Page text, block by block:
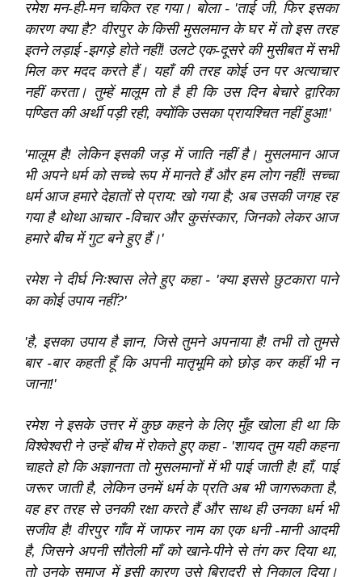
रमेश मन-ही-मन चकित रह गया। बोला - 'ताई जी, फिर इसका
कारण क्या है? वीरपुर के किसी मुसलमान के घर में तो इस तरह
इतने लड़ाई -झगड़े होते नहीं! उलटे एक-दूसरे की मुसीबत में सभी
मिल कर मदद करते हैं। यहाँ की तरह कोई उन पर अत्याचार
नहीं करता। तुम्हें मालूम तो है ही कि उस दिन बेचारे द्वारिका
पण्डित की अर्थी पड़ी रही, क्योंकि उसका प्रायश्‍चित नहीं हुआ!'
'मालूम है! लेकिन इसकी जड़ में जाति नहीं है। मुसलमान आज
भी अपने धर्म को सच्चे रूप में मानते हैं और हम लोग नहीं! सच्चा
धर्म आज हमारे देहातों से प्राय: खो गया है; अब उसकी जगह रह
गया है थोथा आचार -विचार और कुसंस्कार, जिनको लेकर आज
हमारे बीच में गुट बने हुए हैं।'
रमेश ने दीर्घ निःश्‍वास लेते हुए कहा - 'क्या इससे छुटकारा पाने
का कोई उपाय नहीं?'
'है, इसका उपाय है ज्ञान, जिसे तुमने अपनाया है! तभी तो तुमसे
बार -बार कहती हूँ कि अपनी मातृभूमि को छोड़ कर कहीं भी न
जाना!'
रमेश ने इसके उत्तर में कुछ कहने के लिए मुँह खोला ही था कि
विश्‍वेश्‍वरी ने उन्हें बीच में रोकते हुए कहा - 'शायद तुम यही कहना
चाहते हो कि अज्ञानता तो मुसलमानों में भी पाई जाती है! हाँ, पाई
जरूर जाती है, लेकिन उनमें धर्म के प्रति अब भी जागरूकता है,
वह हर तरह से उनकी रक्षा करते हैं और साथ ही उनका धर्म भी
सजीव है! वीरपुर गाँव में जाफर नाम का एक धनी -मानी आदमी
है, जिसने अपनी सौतेली माँ को खाने-पीने से तंग कर दिया था,
तो उनके समाज में इसी कारण उसे बिरादरी से निकाल दिया।